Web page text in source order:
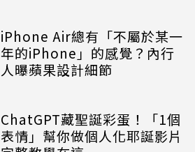
iPhone Air總有「不屬於某一
年的iPhone」的感覺？內行
人曝蘋果設計細節
ChatGPT藏聖誕彩蛋！「1個
表情」幫你做個人化耶誕影片